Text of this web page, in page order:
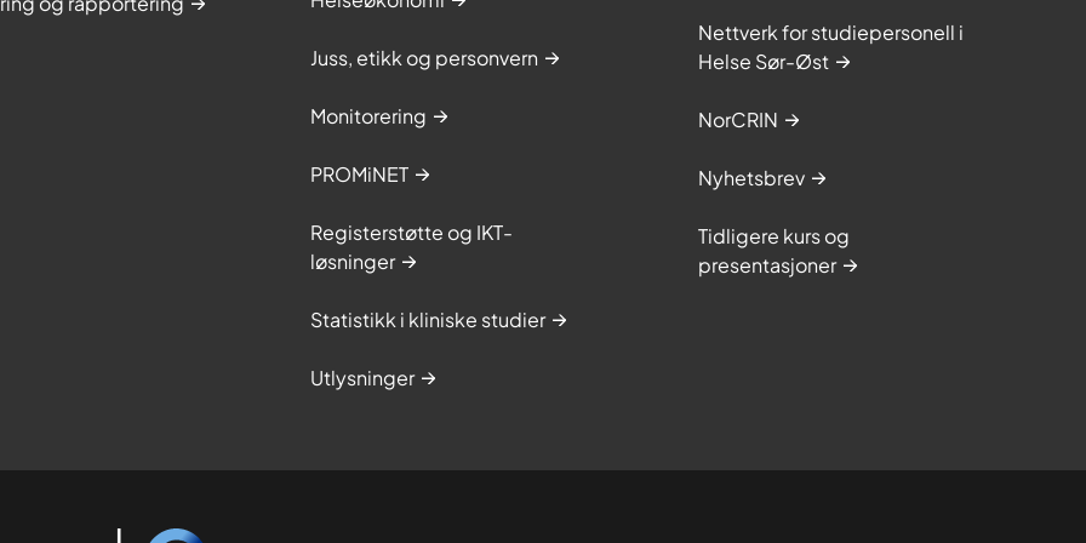
Juss, etikk og personvern
Monitorering
PROMiNET
Registerstøtte og IKT-
løsninger
Statistikk i kliniske studier
Utlysninger
Nettverk for studiepersonell i
Helse Sør-Øst
NorCRIN
Nyhetsbrev
Tidligere kurs og
presentasjoner